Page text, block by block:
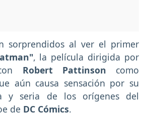
sorprendidos al ver el primer
, la película dirigida por
Robert Pattinson como
aún causa sensación por su
y seria de los orígenes del
de DC Cómics.